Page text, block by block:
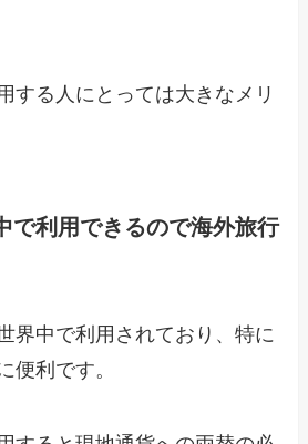
する人にとっては大きなメリ
で利用できるので海外旅行
界中で利用されており、特に
便利です。